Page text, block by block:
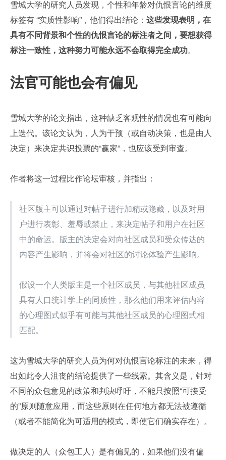
雪城大学的研究人员发现，个性和年龄对仇恨言论的维度
标签有 “实质性影响”，他们得出结论： 这些发现表明，在
具有不同背景和个性的仇恨言论的标注者之间，要想获得
标注一致性，这种努力可能永远不会取得完全成功。
法官可能也会有偏见
雪城大学的论文指出，这种缺乏客观性的情况也有可能向
上迭代。该论文认为，人为干预（或自动决策，也是由人
决定）来决定共识投票的“赢家”，也应该受到审查。
作者将这一过程比作论坛审核，并指出：
社区版主可以通过对帖子进行加精或隐藏，以及对用
户进行表彰、羞辱或禁止，来决定帖子和用户在社区
中的命运。版主的决定会对向社区成员和受众传达的
内容产生影响，并将会对社区的讨论体验产生影响。
假设一个人类版主是一个社区成员，与其他社区成员
具有人口统计学上的同质性，那么他们用来评估内容
的心理图式似乎有可能与其他社区成员的心理图式相
匹配。
这为雪城大学的研究人员为何对仇恨言论标注的未来，得
出如此令人沮丧的结论提供了一些线索。其含义是，针对
不同的众包意见的政策和判决呼吁，不能只按照“可接受
的”原则随意应用，而这些原则在任何地方都无法被遵循
（或者不能简化为可适用的模式，即使它们确实存在）。
做决定的人（众包工人）是有偏见的，如果他们没有偏